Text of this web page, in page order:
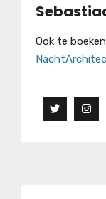
Ook te